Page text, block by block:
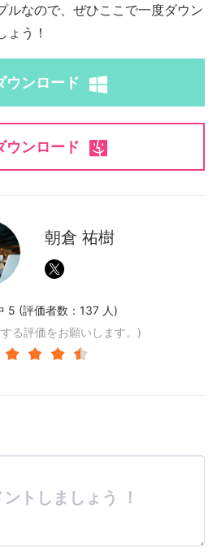
ルなので、ぜひここで一度ダウン
ょう！
ウンロード
ウンロード
朝倉 祐樹
5 (評価者数： 137 人)
る評価をお願いします。)
ントしましょう ！